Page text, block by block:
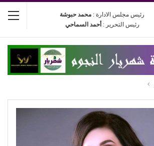
رئيس مجلس الادارة : محمد حبوشة
رئيس التحرير : أحمد السماحي